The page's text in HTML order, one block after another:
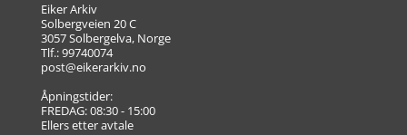
Eiker Arkiv
Solbergveien 20 C
3057 Solbergelva, Norge
Tlf.: 99740074
post@eikerarkiv.no
Åpningstider:
FREDAG: 08:30 - 15:00
Ellers etter avtale